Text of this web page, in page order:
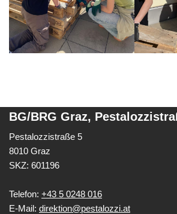
BG/BRG Graz,
Pestalozzistraße 5
8010 Graz
SKZ: 601196
Telefon: +43 5 0248 016
E-Mail: direktion@pestalozzi.at